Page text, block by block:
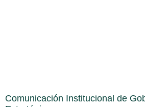
Comunicación Institucional de